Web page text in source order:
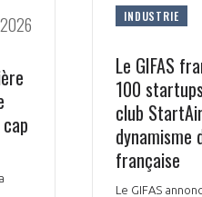
INDUSTRIE
Le GIFAS
100
club
dynamisme
française
Le GIFAS